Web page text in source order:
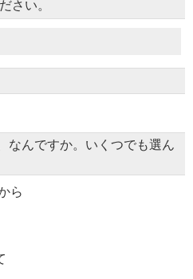
さい。
なんですか。いくつでも選ん
ら